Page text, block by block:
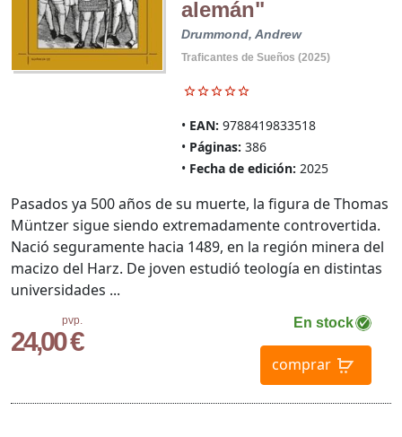
alemán"
Drummond, Andrew
Traficantes de Sueños (2025)
EAN: 9788419833518
Páginas: 386
Fecha de edición: 2025
pvp.
24,00 €
En stock
comprar
Pasados ya 500 años de su muerte, la figura de Thomas
Müntzer sigue siendo extremadamente controvertida.
Nació seguramente hacia 1489, en la región minera del
macizo del Harz. De joven estudió teología en distintas
universidades ...